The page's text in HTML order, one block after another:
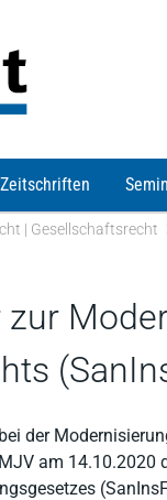
Zeitschriften
| Gesellschaftsrecht
zur
der
am 14.10.2020